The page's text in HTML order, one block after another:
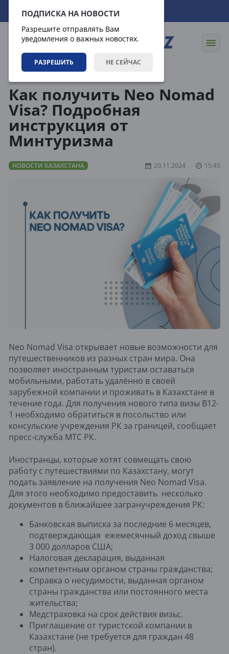
ПОДПИСКА НА НОВОСТИ
Разрешите отправлять Вам
уведомления о важных новостях.
РАЗРЕШИТЬ НЕ СЕЙЧАС
09.08.2026 01:26:08
Как получить Neo Nomad
Visa? Подробная
инструкция от
Минтуризма
НОВОСТИ КАЗАХСТАНА 20.11.2024 15:45
Neo Nomad Visa открывает новые возможности для
путешественников из разных стран мира. Она
позволяет иностранным туристам оставаться
мобильными, работать удалённо в своей
зарубежной компании и проживать в Казахстане в
течение года. Для получения нового типа визы В12-
1 необходимо обратиться в посольство или
консульские учреждения РК за границей, сообщает
пресс-служба МТС РК.
Иностранцы, которые хотят совмещать свою
работу с путешествиями по Казахстану, могут
подать заявление на получения Neo Nomad Visa.
Для этого необходимо предоставить несколько
документов в ближайшее загранучреждения РК:
Банковская выписка за последние 6 месяцев,
подтверждающая ежемесячный доход свыше
3 000 долларов США;
Налоговая декларация, выданная
компетентным органом страны гражданства;
Справка о несудимости, выданная органом
страны гражданства или постоянного места
жительства;
Медстраховка на срок действия визы;.
Приглашение от туристской компании в
Казахстане (не требуется для граждан 48
стран).